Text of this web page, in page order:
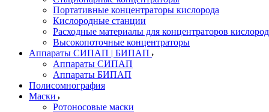
Портативные концентраторы кислорода
Кислородные станции
Расходные материалы для концентраторов
Высокопоточные концентраторы
Аппараты СИПАП | БИПАП
Аппараты СИПАП
Аппараты БИПАП
Полисомнография
Маски
Ротоносовые маски